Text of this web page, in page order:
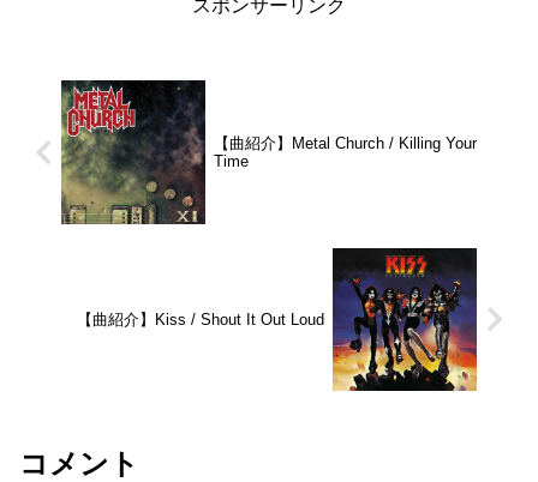
スポンサーリンク
【曲紹介】Metal Church / Killing Your
Time
【曲紹介】Kiss / Shout It Out Loud
コメント